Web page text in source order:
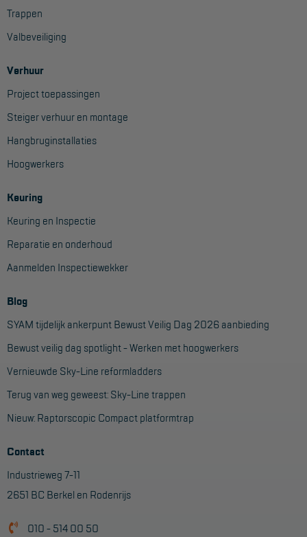
Trappen
Valbeveiliging
Verhuur
Project toepassingen
Steiger verhuur en montage
Hangbruginstallaties
Hoogwerkers
Keuring
Keuring en Inspectie
Reparatie en onderhoud
Aanmelden Inspectiewekker
Blog
SYAM tijdelijk ankerpunt Bewust Veilig Dag 2026 aanbieding
Bewust veilig dag spotlight - Werken met hoogwerkers
Vernieuwde Sky-Line reformladders
Terug van weg geweest: Sky-Line trappen
Nieuw: Raptorscopic Compact platformtrap
Contact
Industrieweg 7-11
2651 BC Berkel en Rodenrijs
010 - 514 00 50